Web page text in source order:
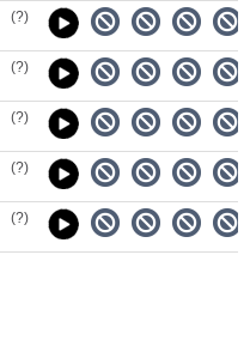
(?)
(?)
(?)
(?)
(?)